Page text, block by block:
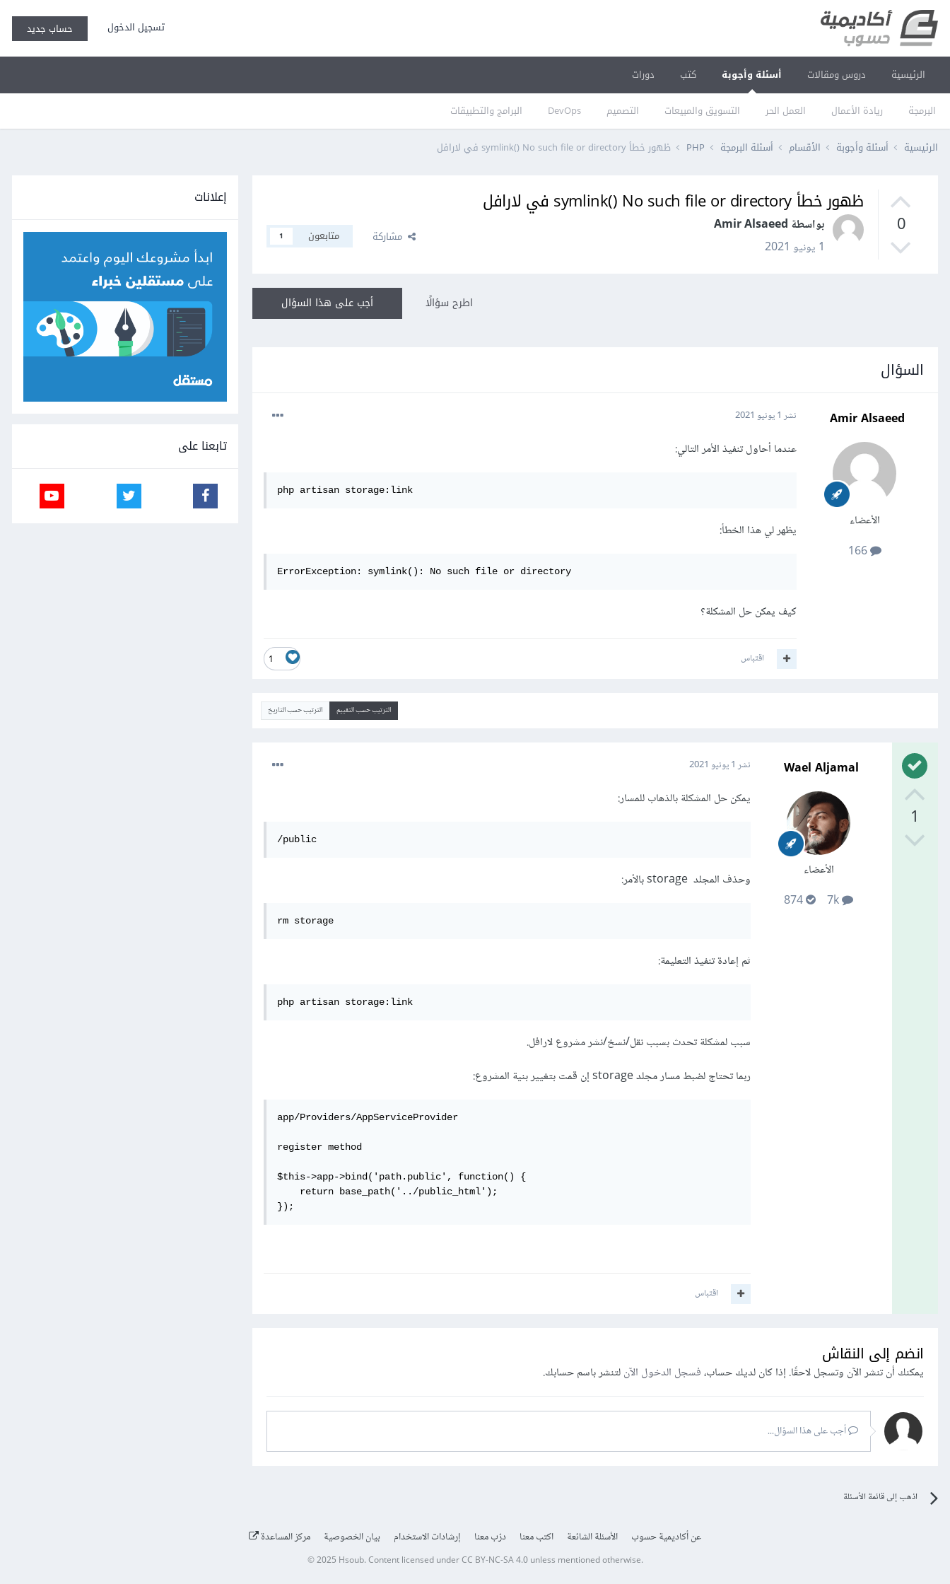
تسجيل الدخول حساب جديد
الرئيسية دروس ومقالات أسئلة وأجوبة
البرمجة ريادة الأعمال العمل الحر التسويق والمبيعات التصميم DevOps البرامج والتطبيقات
كتب دورات
الرئيسية أسئلة وأجوبة الأقسام أسئلة البرمجة PHP ظهور خطأ symlink() No such file or directory في لارافل
0
ظهور خطأ symlink() No such file or directory في لارافل
بواسطة Amir Alsaeed
1 يونيو 2021
مشاركة متابعون 1
أجب على هذا السؤال اطرح سؤالًا
السؤال
Amir Alsaeed
الأعضاء
166
نشر 1 يونيو 2021
عندما أحاول تنفيذ الأمر التالي:
php artisan storage:link
يظهر لي هذا الخطأ:
ErrorException: symlink(): No such file or directory
كيف يمكن حل المشكلة؟
1 اقتباس
الترتيب حسب التقييم الترتيب حسب التاريخ
1
Wael Aljamal
الأعضاء
نشر 1 يونيو 2021
يمكن حل المشكلة بالذهاب للمسار:
/public
وحذف المجلد storage بالأمر:
rm storage
ثم إعادة تنفيذ التعليمة:
سبب لمشكلة تحدث بسبب نقل/نسخ/نشر مشروع لارافل.
ربما تحتاج لضبط مسار مجلد storage إن قمت بتغيير بنية المشروع:
app/Providers/AppServiceProvider
register method
$this->app->bind('path.public', function() {
    return base_path('../public_html');
});
اقتباس
انضم إلى النقاش
يمكنك أن تنشر الآن وتسجل لاحقًا. إذا كان لديك حساب،فسجل الدخول الآنلتنشر باسم حسابك.
أجب على هذا السؤال...
اذهب إلى قائمة الأسئلة
إعلانات
تابعنا على
عن أكاديمية حسوب الأسئلة الشائعة اكتب معنا درّب معنا إرشادات الاستخدام بيان الخصوصية مركز المساعدة
© 2025 Hsoub.Content licensed underCC BY-NC-SA 4.0unless mentioned otherwise.